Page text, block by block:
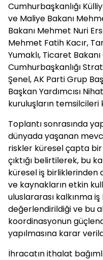
Cumhurbaşkanlığı
ve Maliye Bakanı
Bakanı Mehmet Nuri
Mehmet Fatih Kacır,
Yumaklı, Ticaret
Cumhurbaşkanlığı
Şenel, AK Parti Grup
Başkan Yardımcısı
kuruluşların temsilcileri
Toplantı sonrasında
dünyada yaşanan
riskler küresel çapta
çıktığı belirtilerek, bu
küresel iş birliklerinden
ve kaynakların etkin
uluslararası kalkınma
değerlendirildiği ve bu
koordinasyonun
yapılmasına karar
İhracatın ithalat